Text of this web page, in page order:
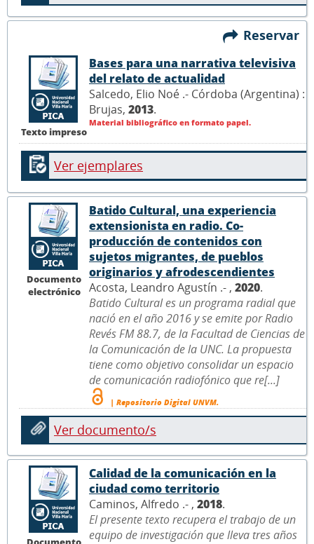
Reservar
Texto impreso
Bases para una narrativa televisiva
del relato de actualidad
Salcedo, Elio Noé .- Córdoba (Argentina) :
Brujas, 2013.
Material bibliográfico en formato papel.
Ver ejemplares
Documento
electrónico
Batido Cultural, una experiencia
extensionista en radio. Co-
producción de contenidos con
sujetos migrantes, de pueblos
originarios y afrodescendientes
Acosta, Leandro Agustín .- , 2020.
Batido Cultural es un programa radial que
nació en el año 2016 y se emite por Radio
Revés FM 88.7, de la Facultad de Ciencias de
la Comunicación de la UNC. La propuesta
tiene como objetivo consolidar un espacio
de comunicación radiofónico que re[...]
| Repositorio Digital UNVM.
Ver documento/s
Calidad de la comunicación en la
ciudad como territorio
Caminos, Alfredo .- , 2018.
El presente texto recupera el trabajo de un
equipo de investigación que lleva tres años